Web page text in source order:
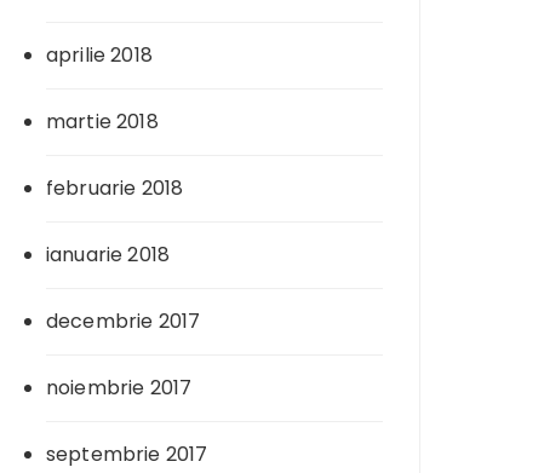
aprilie 2018
martie 2018
februarie 2018
ianuarie 2018
decembrie 2017
noiembrie 2017
septembrie 2017